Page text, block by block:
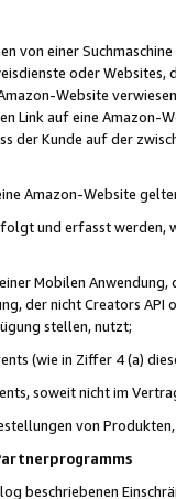
von einer
oder Websites,
Website
Link auf eine
der Kunde auf der
Amazon-Website
und erfasst werden,
Mobilen
der nicht Creators
stellen, nutzt;
(wie in Ziffer 4 (a)
soweit nicht im
von
beschriebenen